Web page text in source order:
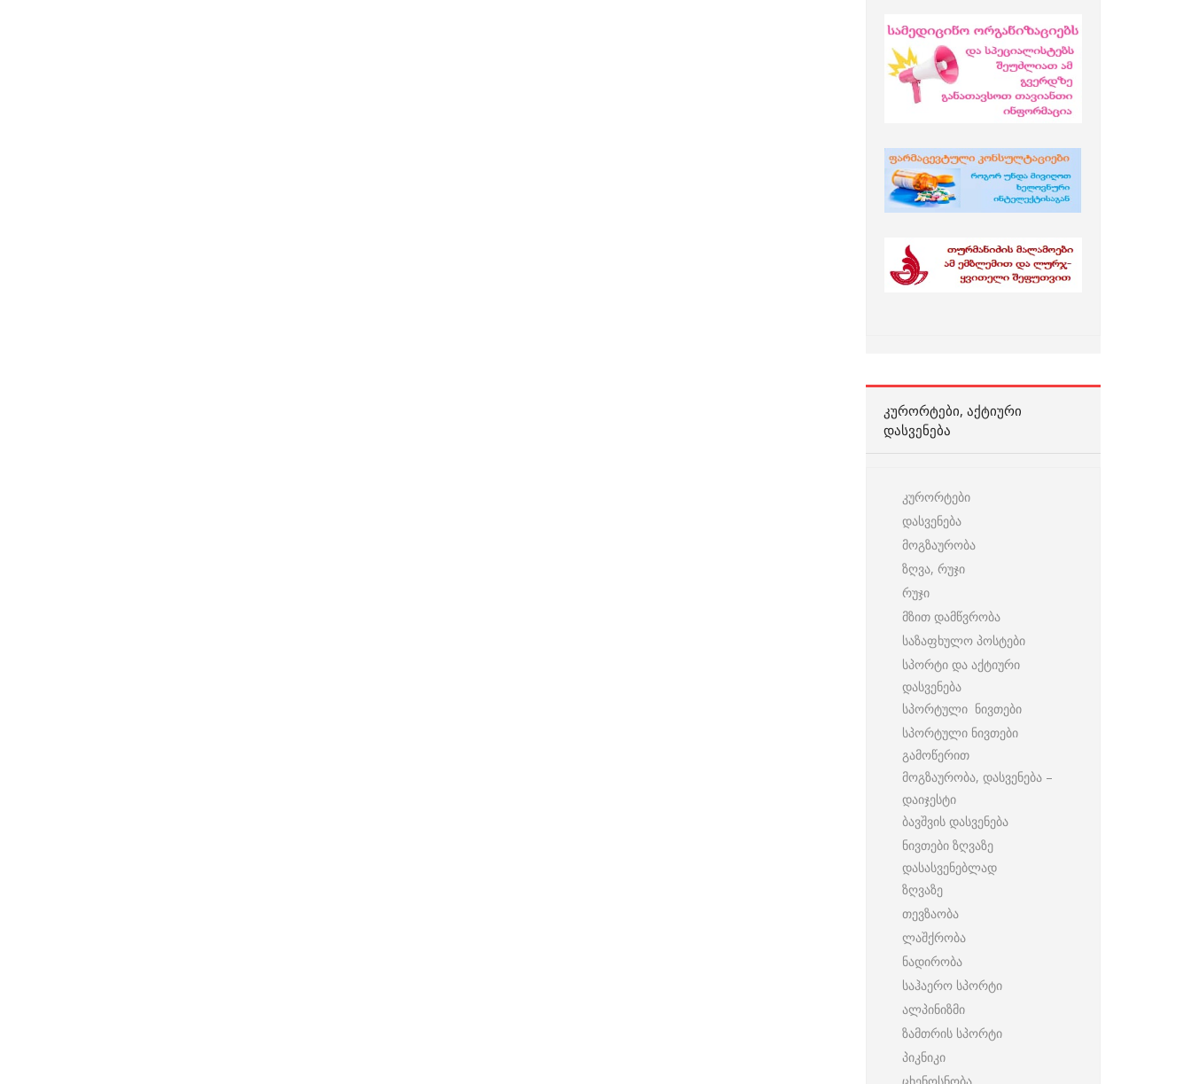
ᲙᲣᲠᲝᲠᲢᲔᲑᲘ, ᲐᲥᲢᲘᲣᲠᲘ
ᲓᲐᲡᲕᲔᲜᲔᲑᲐ
კურორტები
დასვენება
მოგზაურობა
ზღვა, რუჯი
რუჯი
მზით დამწვრობა
საზაფხულო პოსტები
სპორტი და აქტიური
დასვენება
სპორტული ნივთები
სპორტული ნივთები
გამოწერით
მოგზაურობა, დასვენება –
დაიჯესტი
ბავშვის დასვენება
ნივთები ზღვაზე
დასასვენებლად
ზღვაზე
თევზაობა
ლაშქრობა
ნადირობა
საჰაერო სპორტი
ალპინიზმი
ზამთრის სპორტი
პიკნიკი